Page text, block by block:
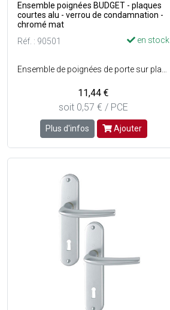
Ensemble poignées BUDGET - plaques
courtes alu - verrou de condamnation -
chromé mat
Réf. : 90501
en stock
11,44 €
soit 0,57 € / PCE
Plus d'infos Ajouter